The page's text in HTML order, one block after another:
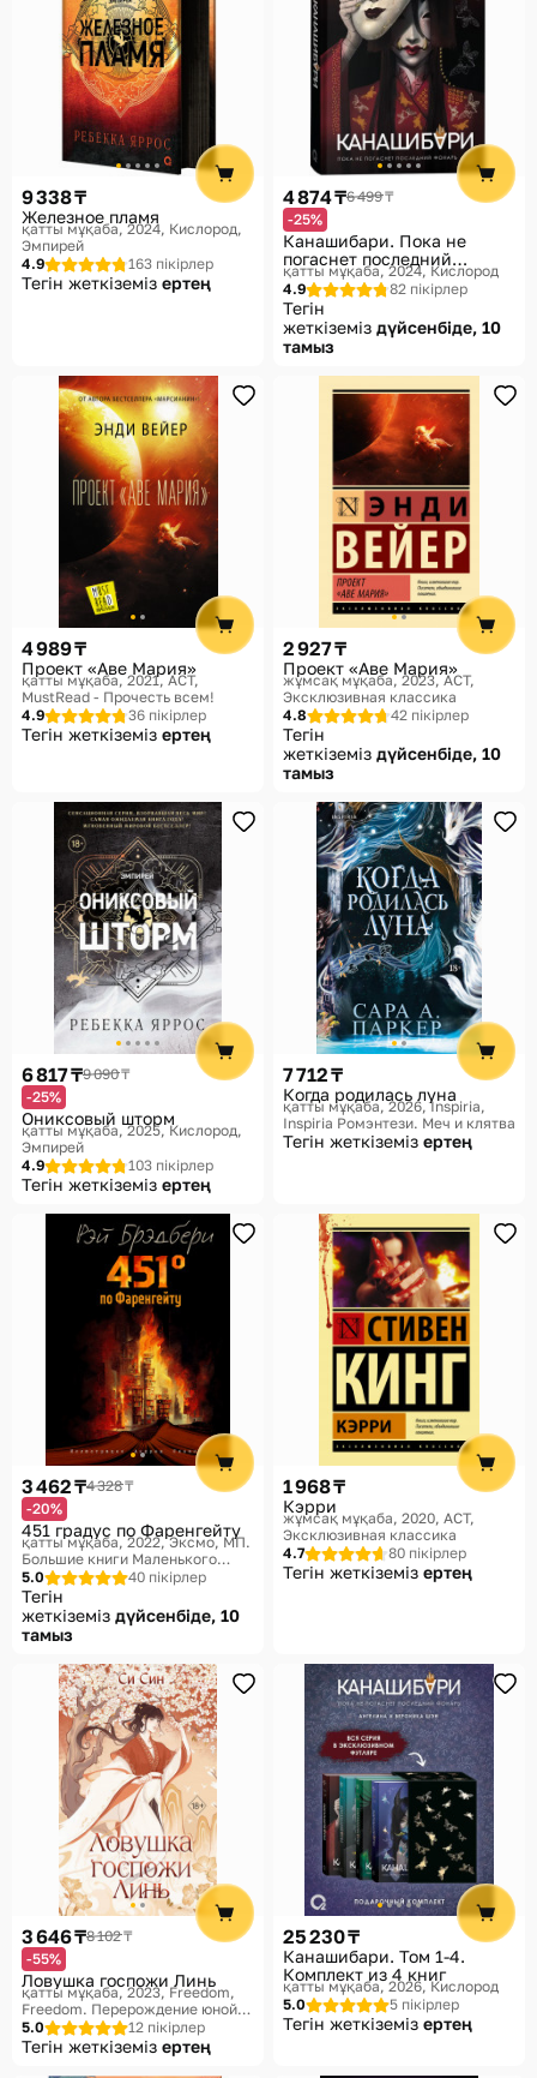
9 338 ₸
Железное пламя
қатты мұқаба, 2024 Кислород,
Эмпирей
4.9
163 пікірлер
Тегін жеткіземіз ертең
4 874 ₸6 499 ₸
-25%
Канашибари. Пока не
погаснет последний
фонарь. Том 1
қатты мұқаба, 2024 Кислород
4.9
82 пікірлер
Тегін
жеткіземіз дүйсенбіде, 10
тамыз
4 989 ₸
Проект «Аве Мария»
қатты мұқаба, 2021 АСТ,
MustRead - Прочесть всем!
4.9
36 пікірлер
Тегін жеткіземіз ертең
2 927 ₸
Проект «Аве Мария»
жұмсақ мұқаба, 2023 АСТ,
Эксклюзивная классика
4.8
42 пікірлер
Тегін
жеткіземіз дүйсенбіде, 10
тамыз
6 817 ₸9 090 ₸
-25%
Ониксовый шторм
қатты мұқаба, 2025 Кислород,
Эмпирей
4.9
103 пікірлер
Тегін жеткіземіз ертең
7 712 ₸
Когда родилась луна
қатты мұқаба, 2026 Inspiria,
Inspiria Ромэнтези. Меч и клятва
Тегін жеткіземіз ертең
3 462 ₸4 328 ₸
-20%
451 градус по Фаренгейту
қатты мұқаба, 2022 Эксмо, МП.
Большие книги Маленького
Принца
5.0 40 пікірлер
Тегін
жеткіземіз дүйсенбіде, 10
тамыз
1 968 ₸
Кэрри
жұмсақ мұқаба, 2020 АСТ,
Эксклюзивная классика
4.7
80 пікірлер
Тегін жеткіземіз ертең
3 646 ₸8 102 ₸
-55%
Ловушка госпожи Линь
қатты мұқаба, 2023 Freedom,
Freedom. Перерождение юной
госпожи. Бестселлеры
китайской литературы
5.0 12 пікірлер
Тегін жеткіземіз ертең
25 230 ₸
Канашибари. Том 1-4.
Комплект из 4 книг
қатты мұқаба, 2026 Кислород
5.0
5 пікірлер
Тегін жеткіземіз ертең